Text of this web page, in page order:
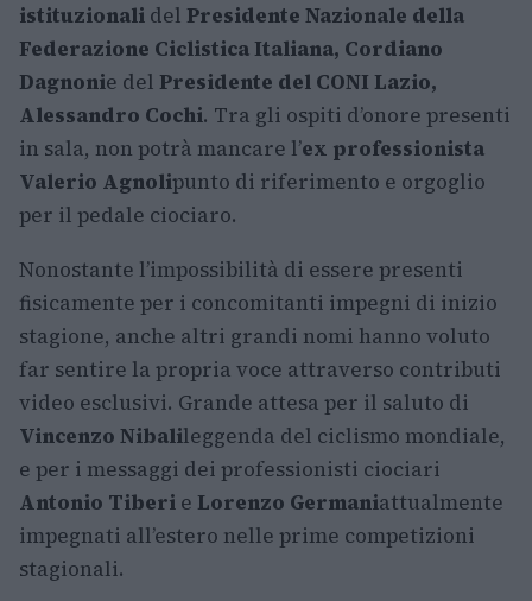
istituzionali del Presidente Nazionale della
Federazione Ciclistica Italiana, Cordiano
Dagnonie del Presidente del CONI Lazio,
Alessandro Cochi. Tra gli ospiti d’onore presenti
in sala, non potrà mancare l’ex professionista
Valerio Agnolipunto di riferimento e orgoglio
per il pedale ciociaro.
Nonostante l’impossibilità di essere presenti
fisicamente per i concomitanti impegni di inizio
stagione, anche altri grandi nomi hanno voluto
far sentire la propria voce attraverso contributi
video esclusivi. Grande attesa per il saluto di
Vincenzo Nibalileggenda del ciclismo mondiale,
e per i messaggi dei professionisti ciociari
Antonio Tiberi e Lorenzo Germaniattualmente
impegnati all’estero nelle prime competizioni
stagionali.